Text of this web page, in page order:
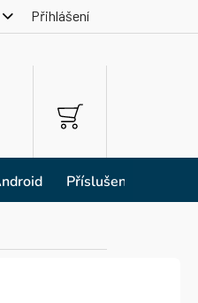
Přihlášení
NÁKUPNÍ
KOŠÍKPříslušenství